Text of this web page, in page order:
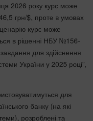
2026 року курс може
грн/$, проте в умовах
курс може
в рішенні НБУ №156-
для здійснення
України у 2025 році",
для
банку (на які
розроблені та